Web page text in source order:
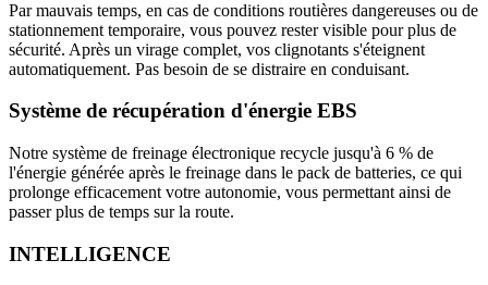
Par mauvais temps, en cas de conditions routières dangereuses ou de
stationnement temporaire, vous pouvez rester visible pour plus de
sécurité. Après un virage complet, vos clignotants s'éteignent
automatiquement. Pas besoin de se distraire en conduisant.
Système de récupération d'énergie EBS
Notre système de freinage électronique recycle jusqu'à 6 % de
l'énergie générée après le freinage dans le pack de batteries, ce qui
prolonge efficacement votre autonomie, vous permettant ainsi de
passer plus de temps sur la route.
INTELLIGENCE